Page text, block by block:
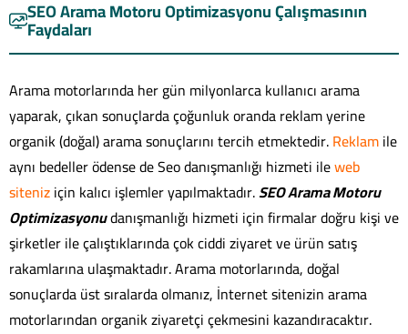
SEO Arama Motoru Optimizasyonu Çalışmasının
Faydaları
Arama motorlarında her gün milyonlarca kullanıcı arama
yaparak, çıkan sonuçlarda çoğunluk oranda reklam yerine
organik (doğal) arama sonuçlarını tercih etmektedir.Reklamile
aynı bedeller ödense de Seo danışmanlığı hizmeti ileweb
siteniziçin kalıcı işlemler yapılmaktadır.SEO Arama Motoru
Optimizasyonudanışmanlığı hizmeti için firmalar doğru kişi ve
şirketler ile çalıştıklarında çok ciddi ziyaret ve ürün satış
rakamlarına ulaşmaktadır. Arama motorlarında, doğal
sonuçlarda üst sıralarda olmanız, İnternet sitenizin arama
motorlarından organik ziyaretçi çekmesini kazandıracaktır.